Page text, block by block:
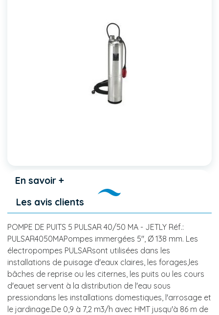
En savoir +
Les avis clients
POMPE DE PUITS 5 PULSAR 40/50 MA - JETLY Réf.:
PULSAR4050MAPompes immergées 5", Ø 138 mm. Les
électropompes PULSARsont utilisées dans les
installations de puisage d'eaux claires, les forages,les
bâches de reprise ou les citernes, les puits ou les cours
d'eauet servent à la distribution de l'eau sous
pressiondans les installations domestiques, l'arrosage et
le jardinage.De 0,9 à 7,2 m3/h avec HMT jusqu'à 86 m de